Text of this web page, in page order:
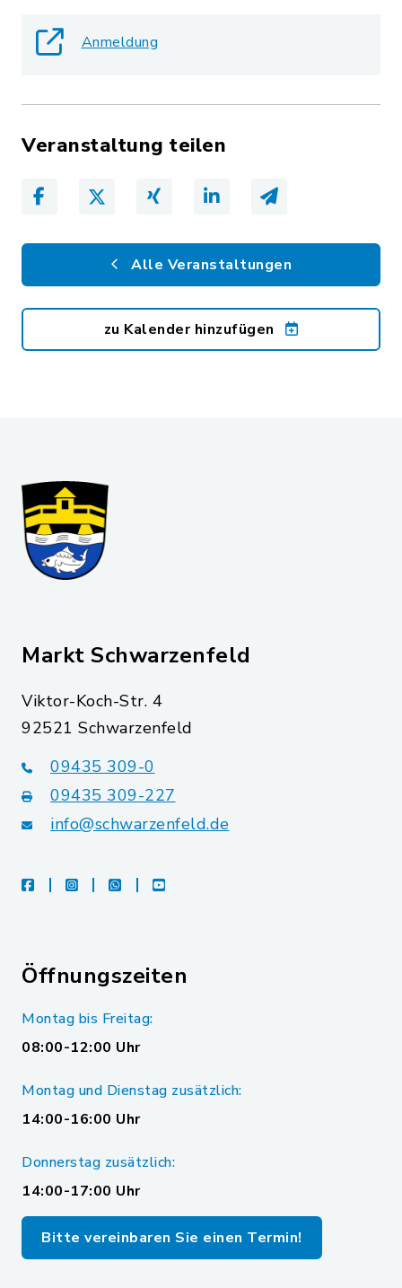
Anmeldung
Veranstaltung teilen
Alle Veranstaltungen
zu Kalender hinzufügen
Markt Schwarzenfeld
Viktor-Koch-Str. 4
92521 Schwarzenfeld
09435 309-0
09435 309-227
info@schwarzenfeld.de
facebookinstagramwhatsappyoutube
Öffnungszeiten
Montag bis Freitag:
08:00-12:00 Uhr
Montag und Dienstag zusätzlich:
14:00-16:00 Uhr
Donnerstag zusätzlich:
14:00-17:00 Uhr
Bitte vereinbaren Sie einen Termin!